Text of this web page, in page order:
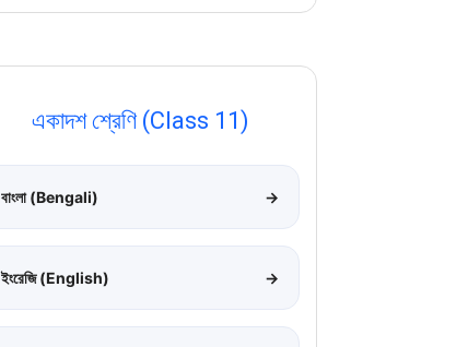
একাদশ শ্রেণি (Class 11)
বাংলা (Bengali) →
ইংরেজি (English) →